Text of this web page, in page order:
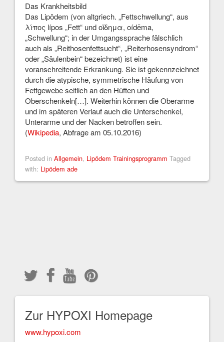
Das Krankheitsbild
Das Lipödem (von altgriech. „Fettschwellung“, aus
λίπος lípos „Fett“ und οἴδημα, oídēma,
„Schwellung“; in der Umgangssprache fälschlich
auch als „Reithosenfettsucht“, „Reiterhosensyndrom“
oder „Säulenbein“ bezeichnet) ist eine
voranschreitende Erkrankung. Sie ist gekennzeichnet
durch die atypische, symmetrische Häufung von
Fettgewebe seitlich an den Hüften und
Oberschenkeln[…]. Weiterhin können die Oberarme
und im späteren Verlauf auch die Unterschenkel,
Unterarme und der Nacken betroffen sein.
(Wikipedia, Abfrage am 05.10.2016)
Posted in Allgemein, Lipödem Trainingsprogramm Tagged
with: Lipödem ade
Zur HYPOXI Homepage
www.hypoxi.com